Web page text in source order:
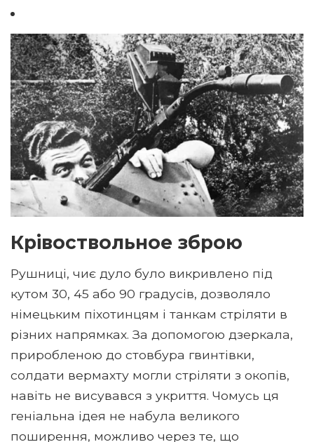
Крівоствольное зброю
Рушниці, чиє дуло було викривлено під
кутом 30, 45 або 90 градусів, дозволяло
німецьким піхотинцям і танкам стріляти в
різних напрямках. За допомогою дзеркала,
приробленою до стовбура гвинтівки,
солдати вермахту могли стріляти з окопів,
навіть не висувався з укриття. Чомусь ця
геніальна ідея не набула великого
поширення, можливо через те, що